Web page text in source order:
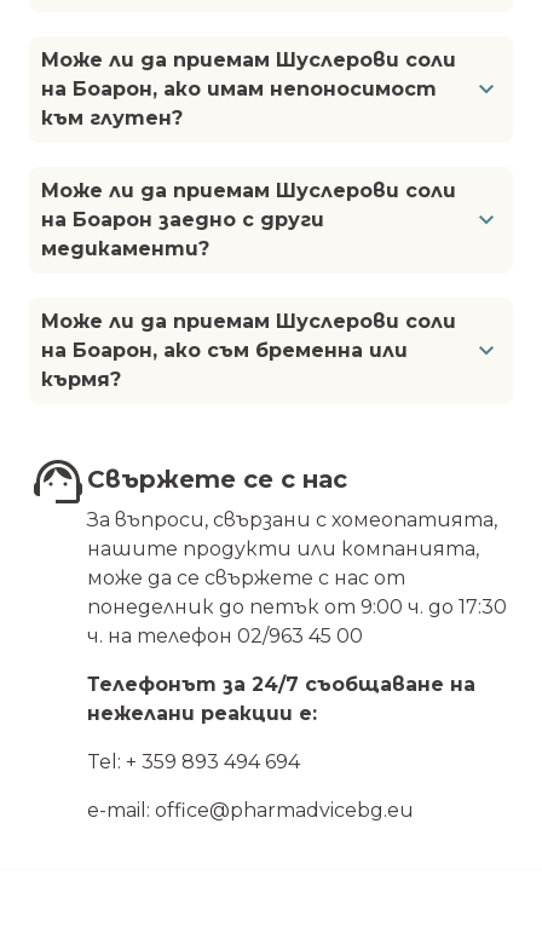
Може ли да приемам Шуслерови соли
на Боарон, ако имам непоносимост
към глутен?
Може ли да приемам Шуслерови соли
на Боарон заедно с други
медикаменти?
Може ли да приемам Шуслерови соли
на Боарон, ако съм бременна или
кърмя?
Свържете се с нас
За въпроси, свързани с хомеопатията,
нашите продукти или компанията,
може да се свържете с нас от
понеделник до петък от 9:00 ч. до 17:30
ч. на телефон 02/963 45 00
Телефонът за 24/7 съобщаване на
нежелани реакции е:
Tel: + 359 893 494 694
e-mail: office@pharmadvicebg.eu